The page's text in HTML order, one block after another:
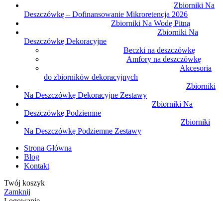
Zbiorniki Na
Deszczówkę – Dofinansowanie Mikroretencja 2026
Zbiorniki Na Wodę Pitną
Zbiorniki Na
Deszczówkę Dekoracyjne
Beczki na deszczówkę
Amfory na deszczówkę
Akcesoria
do zbiorników dekoracyjnych
Zbiorniki
Na Deszczówkę Dekoracyjne Zestawy
Zbiorniki Na
Deszczówkę Podziemne
Zbiorniki
Na Deszczówkę Podziemne Zestawy
Strona Główna
Blog
Kontakt
Twój koszyk
Zamknij